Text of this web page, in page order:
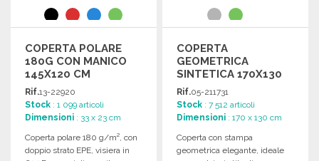
COPERTA POLARE
180G CON MANICO
145X120 CM
Rif.13-22920
Stock : 1 099 articoli
Dimensioni : 33 x 23 cm
Coperta polare 180 g/m², con
doppio strato EPE, visiera in
COPERTA
GEOMETRICA
SINTETICA 170X130
CM
Rif.05-211731
Stock : 7 512 articoli
Dimensioni : 170 x 130 cm
Coperta con stampa
geometrica elegante, ideale